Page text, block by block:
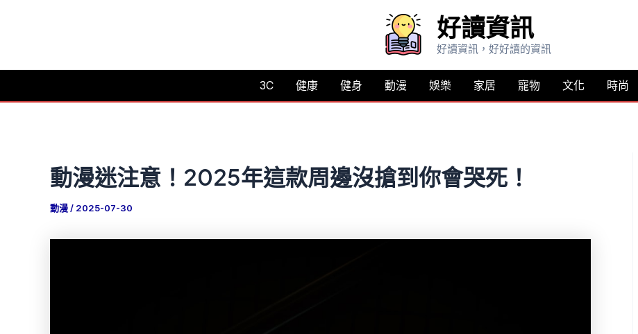
要
好讀資訊
好讀資訊，好好讀的資訊
3C 健康 健身 動漫 娛樂 家居 寵物 文化 時尚
動漫迷注意！2025年這款周邊沒搶到你會哭死！
動漫/ 2025-07-30